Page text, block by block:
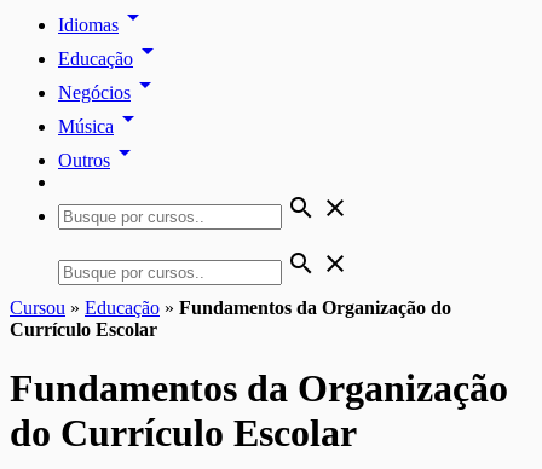
Idiomas arrow_drop_down
Educação arrow_drop_down
Negócios arrow_drop_down
Música arrow_drop_down
Outros arrow_drop_down
search close
search close
Cursou » Educação » Fundamentos da Organização do
Currículo Escolar
Fundamentos da Organização
do Currículo Escolar